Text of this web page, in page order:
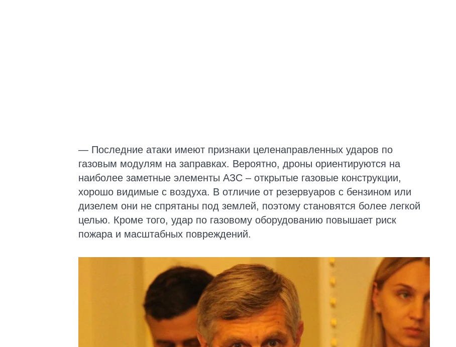
— Последние атаки имеют признаки целенаправленных ударов по
газовым модулям на заправках. Вероятно, дроны ориентируются на
наиболее заметные элементы АЗС – открытые газовые конструкции,
хорошо видимые с воздуха. В отличие от резервуаров с бензином или
дизелем они не спрятаны под землей, поэтому становятся более легкой
целью. Кроме того, удар по газовому оборудованию повышает риск
пожара и масштабных повреждений.